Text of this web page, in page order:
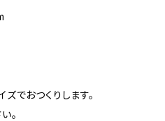
でおつくりします。
。